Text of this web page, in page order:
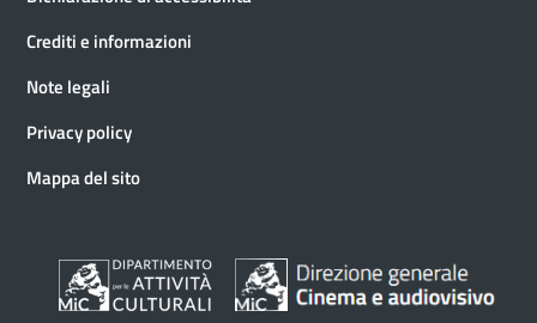
Crediti e informazioni
Note legali
Privacy policy
Mappa del sito